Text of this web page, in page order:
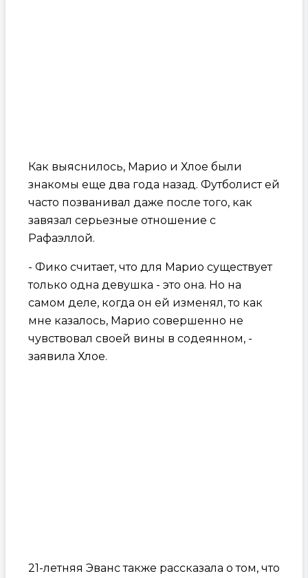
Как выяснилось, Марио и Хлое были
знакомы еще два года назад. Футболист ей
часто позванивал даже после того, как
завязал серьезные отношение с
Рафаэллой.
- Фико считает, что для Марио существует
только одна девушка - это она. Но на
самом деле, когда он ей изменял, то как
мне казалось, Марио совершенно не
чувствовал своей вины в содеянном, -
заявила Хлое.
21-летняя Эванс также рассказала о том, что